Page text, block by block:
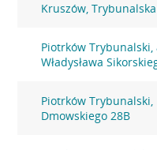
Kruszów,
Piotrków Trybunalski,
Władysława
Piotrków Trybunalski,
Dmowskiego 28B